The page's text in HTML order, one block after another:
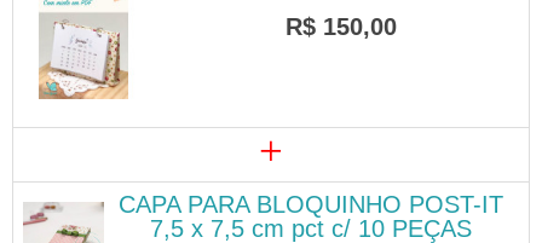
R$ 150,00
+
CAPA PARA BLOQUINHO POST-IT
7,5 x 7,5 cm pct c/ 10 PEÇAS